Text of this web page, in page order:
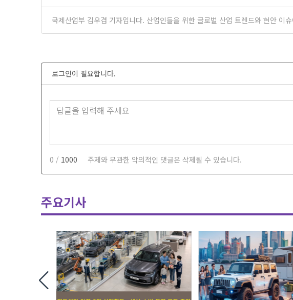
국제산업부 김우겸 기자입니다. 산업인들을 위한 글로벌 산업 트렌드와 현안 이
로그인이 필요합니다.
0 / 1000 주제와 무관한 악의적인 댓글은 삭제될 수 있습니다.
주요기사